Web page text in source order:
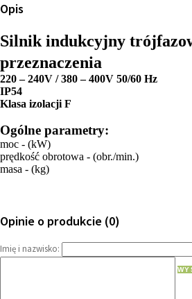
Opis
Silnik indukcyjny
przeznaczenia
220 – 240V / 380 – 400V 50/60 Hz
IP54
Klasa izolacji F
Ogólne parametry:
moc - (kW)
prędkość obrotowa - (obr./min.)
masa - (kg)
Opinie o produkcie (0)
Imię i nazwisko: